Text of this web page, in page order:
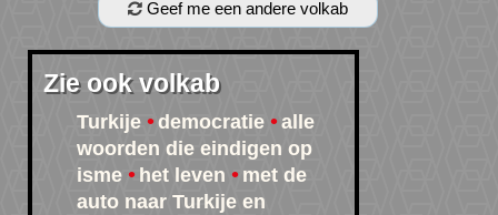
Geef me een andere volkab
Zie ook volkab
Turkije democratie
alle
woorden die eindigen op
isme
het leven
met de
auto naar Turkije en